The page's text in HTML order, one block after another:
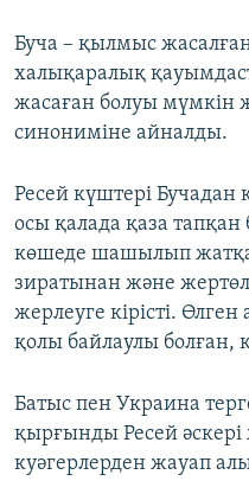
Буча – қылмыс
халықаралық
жасаған болуы мүмкін
синониміне айналды.
Ресей күштері
осы қалада қаза тапқан
көшеде шашылып
зиратынан және
жерлеуге кірісті.
қолы байлаулы болған,
Батыс пен Украина
қырғынды Ресей
куәгерлерден жауап